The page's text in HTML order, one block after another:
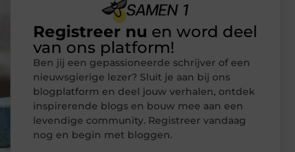
Registreer nu en word deel
van ons platform!
Ben jij een gepassioneerde schrijver of een
nieuwsgierige lezer? Sluit je aan bij ons
blogplatform en deel jouw verhalen, ontdek
inspirerende blogs en bouw mee aan een
levendige community. Registreer vandaag
nog en begin met bloggen.